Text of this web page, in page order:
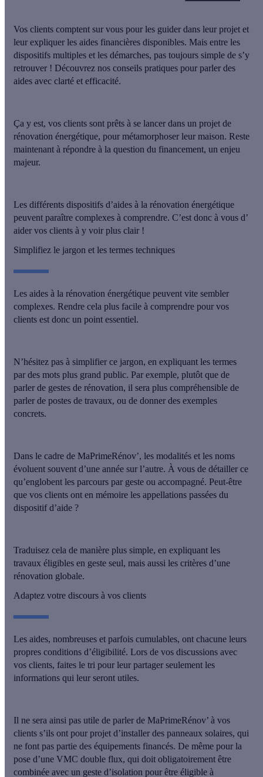
Vos clients comptent sur vous pour les guider dans leur projet et
leur expliquer les aides financières disponibles. Mais entre les
dispositifs multiples et les démarches, pas toujours simple de s’y
retrouver ! Découvrez nos conseils pratiques pour parler des
aides avec clarté et efficacité.
Ça y est, vos clients sont prêts à se lancer dans un projet de
rénovation énergétique, pour métamorphoser leur maison. Reste
maintenant à répondre à la question du financement, un enjeu
majeur.
Les différents dispositifs d’aides à la rénovation énergétique
peuvent paraître complexes à comprendre. C’est donc à vous d’
aider vos clients à y voir plus clair !
Simplifiez le jargon et les termes techniques
Les aides à la rénovation énergétique peuvent vite sembler
complexes. Rendre cela plus facile à comprendre pour vos
clients est donc un point essentiel.
N’hésitez pas à simplifier ce jargon, en expliquant les termes
par des mots plus grand public. Par exemple, plutôt que de
parler de gestes de rénovation, il sera plus compréhensible de
parler de postes de travaux, ou de donner des exemples
concrets.
Dans le cadre de MaPrimeRénov’, les modalités et les noms
évoluent souvent d’une année sur l’autre. À vous de détailler ce
qu’englobent les parcours par geste ou accompagné. Peut-être
que vos clients ont en mémoire les appellations passées du
dispositif d’aide ?
Traduisez cela de manière plus simple, en expliquant les
travaux éligibles en geste seul, mais aussi les critères d’une
rénovation globale.
Adaptez votre discours à vos clients
Les aides, nombreuses et parfois cumulables, ont chacune leurs
propres conditions d’éligibilité. Lors de vos discussions avec
vos clients, faites le tri pour leur partager seulement les
informations qui leur seront utiles.
Il ne sera ainsi pas utile de parler de MaPrimeRénov’ à vos
clients s’ils ont pour projet d’installer des panneaux solaires, qui
ne font pas partie des équipements financés. De même pour la
pose d’une VMC double flux, qui doit obligatoirement être
combinée avec un geste d’isolation pour être éligible à